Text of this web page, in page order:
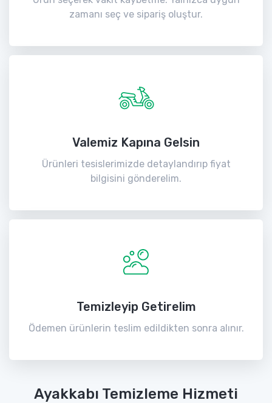
zamanı seç ve sipariş oluştur.
Valemiz Kapına Gelsin
Ürünleri tesislerimizde detaylandırıp fiyat
bilgisini gönderelim.
Temizleyip Getirelim
Ödemen ürünlerin teslim edildikten sonra alınır.
Ayakkabı Temizleme Hizmeti